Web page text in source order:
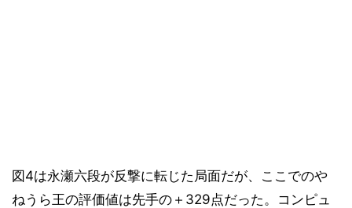
図4は永瀬六段が反撃に転じた局面だが、ここでのや
ねうら王の評価値は先手の＋329点だった。コンピュ